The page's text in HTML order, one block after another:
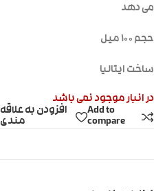
می دهد
حجم ۱۰۰ میل
ساخت ایتالیا
در انبار موجود نمی باشد
Add to
compare
افزودن به علاقه
مندی